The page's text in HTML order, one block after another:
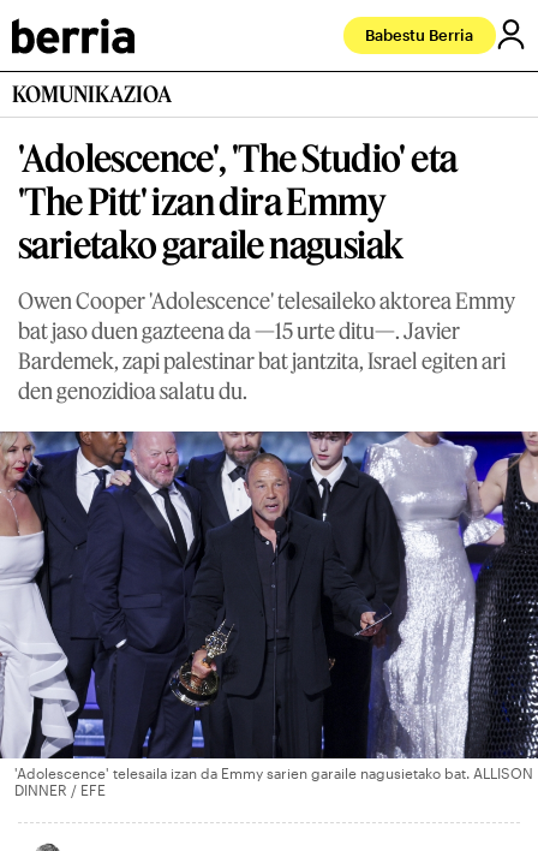
Babestu Berria
KOMUNIKAZIOA
'Adolescence', 'The Studio' eta
'The Pitt' izan dira Emmy
sarietako garaile nagusiak
Owen Cooper 'Adolescence' telesaileko aktorea Emmy
bat jaso duen gazteena da —15 urte ditu—. Javier
Bardemek, zapi palestinar bat jantzita, Israel egiten ari
den genozidioa salatu du.
'Adolescence' telesaila izan da Emmy sarien garaile nagusietako bat. ALLISON
DINNER / EFE